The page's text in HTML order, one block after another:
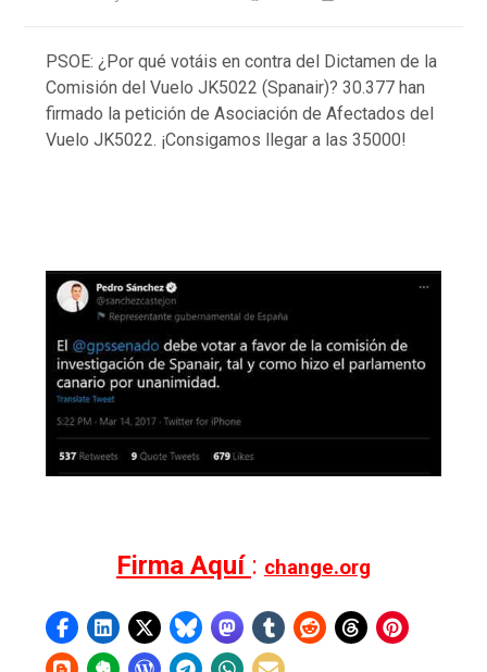
PSOE: ¿Por qué votáis en contra del Dictamen de la
Comisión del Vuelo JK5022 (Spanair)? 30.377 han
firmado la petición de Asociación de Afectados del
Vuelo JK5022. ¡Consigamos llegar a las 35000!
Firma Aquí : change.org